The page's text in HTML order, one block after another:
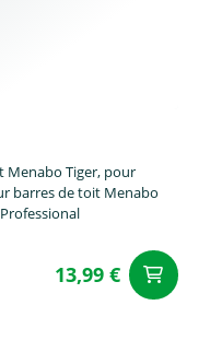
Tiger, pour
barres de toit Menabo
13,99 €